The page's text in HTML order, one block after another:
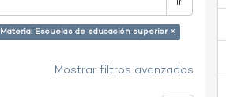
Materia: Escuelas de educación superior ×
Mostrar filtros avanzados